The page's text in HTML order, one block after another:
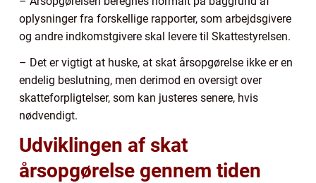
oplysninger fra forskellige rapporter, som arbejdsgivere
og andre indkomstgivere skal levere til Skattestyrelsen.
– Det er vigtigt at huske, at skat årsopgørelse ikke er en
endelig beslutning, men derimod en oversigt over
skatteforpligtelser, som kan justeres senere, hvis
nødvendigt.
Udviklingen af skat
årsopgørelse gennem tiden